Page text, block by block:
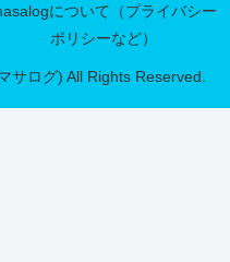
について（プライバシー
ポリシーなど）
ログ) All Rights Reserved.